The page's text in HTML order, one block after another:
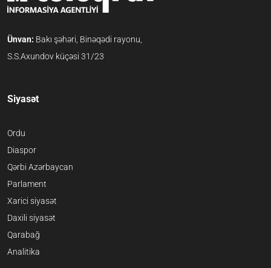
Ünvan: Bakı şəhəri, Binəqədi rayonu,
S.S.Axundov küçəsi 31/23
Siyasət
Ordu
Diaspor
Qərbi Azərbaycan
Parlament
Xarici siyasət
Daxili siyasət
Qarabağ
Analitika